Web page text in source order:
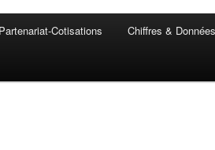
Cotisations Chiffres & Données